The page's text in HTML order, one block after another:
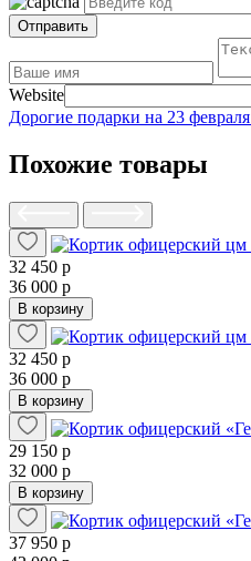
Отправить
Website
Дорогие подарки на 23 февраля
Похожие товары
32 450 р
36 000 р
В корзину
32 450 р
36 000 р
В корзину
29 150 р
32 000 р
В корзину
37 950 р